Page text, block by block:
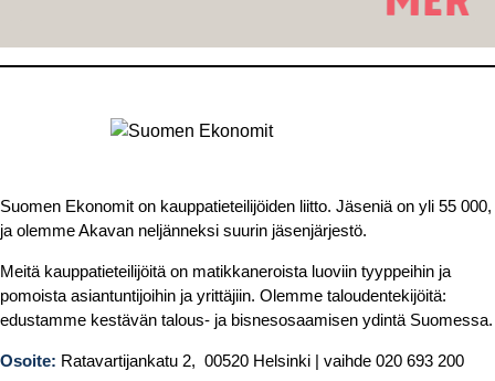
Suomen Ekonomit on kauppatieteilijöiden liitto. Jäseniä on yli 55 000,
ja olemme Akavan neljänneksi suurin jäsenjärjestö.
Meitä kauppatieteilijöitä on matikkaneroista luoviin tyyppeihin ja
pomoista asiantuntijoihin ja yrittäjiin. Olemme taloudentekijöitä:
edustamme kestävän talous- ja bisnesosaamisen ydintä Suomessa.
Osoite: Ratavartijankatu 2, 00520 Helsinki | vaihde 020 693 200